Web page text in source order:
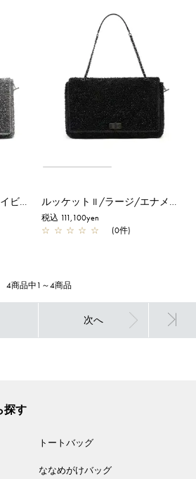
ルッケット II /ラージ/ネイビーシルバー ルッケット II /ラージ/エナメルブラック
税込 111,100yen
☆ ☆ ☆ ☆ ☆ (0件)
4商品中1～4商品
次へ
探す
トートバッグ
ななめがけバッグ